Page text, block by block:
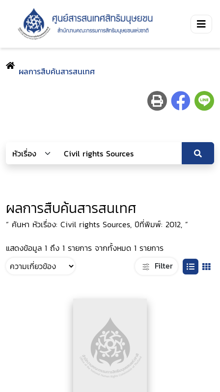
ผลการสืบค้นสารสนเทศ
ผลการสืบค้นสารสนเทศ
“ ค้นหา หัวเรื่อง: Civil rights Sources, ปีที่พิมพ์: 2012, ”
แสดงข้อมูล 1 ถึง 1 รายการ จากทั้งหมด 1 รายการ
Filter